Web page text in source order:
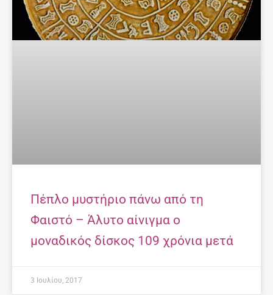
Πέπλο μυστήριο πάνω από τη
Φαιστό – Άλυτο αίνιγμα ο
μοναδικός δίσκος 109 χρόνια μετά
3 Ιουλίου, 2017